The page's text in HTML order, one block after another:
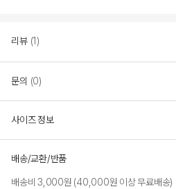
리뷰 (1)
문의 (0)
사이즈 정보
배송/교환/반품
배송비 3,000원 (40,000원 이상 무료배송)